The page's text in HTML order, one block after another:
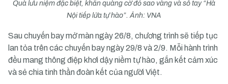
Quà lưu niệm đặc biệt, khăn quàng cờ đỏ sao vàng và sổ tay “Hà
Nội tiếp lửa tự hào”. Ảnh: VNA
Sau chuyến bay mở màn ngày 26/8, chương trình sẽ tiếp tục
lan tỏa trên các chuyến bay ngày 29/8 và 2/9. Mỗi hành trình
đều mang thông điệp khơi dậy niềm tự hào, gắn kết cảm xúc
và sẻ chia tinh thần đoàn kết của người Việt.